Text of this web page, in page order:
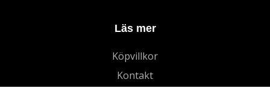
Läs mer
Köpvillkor
Kontakt